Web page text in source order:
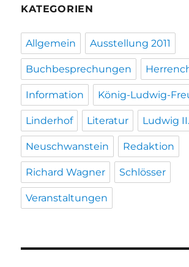
KATEGORIEN
Allgemein Ausstellung 2011
Buchbesprechungen
Information König-Ludwig-
Linderhof Literatur Ludwig II.
Neuschwanstein Redaktion
Richard Wagner Schlösser
Veranstaltungen